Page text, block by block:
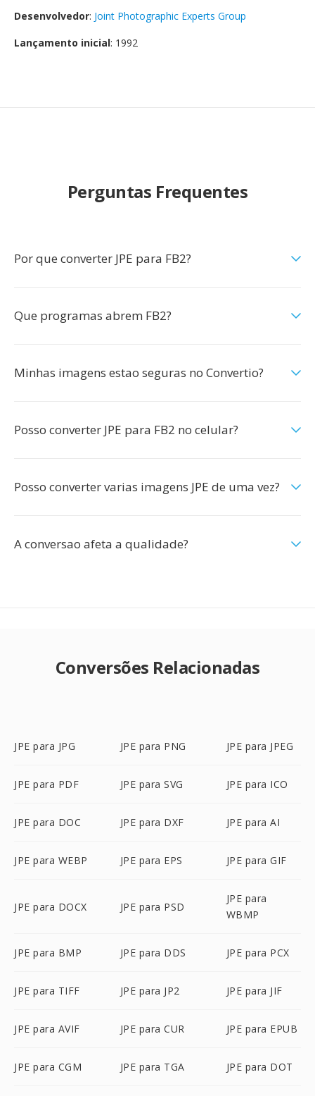
Desenvolvedor: Joint Photographic Experts Group
Lançamento inicial: 1992
Perguntas Frequentes
Por que converter JPE para FB2?
Que programas abrem FB2?
Minhas imagens estao seguras no Convertio?
Posso converter JPE para FB2 no celular?
Posso converter varias imagens JPE de uma vez?
A conversao afeta a qualidade?
Conversões Relacionadas
JPE para JPG JPE para PNG JPE para JPEG
JPE para PDF JPE para SVG JPE para ICO
JPE para DOC JPE para DXF JPE para AI
JPE para WEBP JPE para EPS JPE para GIF
JPE para DOCX JPE para PSD
JPE para
WBMP
JPE para BMP JPE para DDS JPE para PCX
JPE para TIFF JPE para JP2 JPE para JIF
JPE para AVIF JPE para CUR JPE para EPUB
JPE para CGM JPE para TGA JPE para DOT